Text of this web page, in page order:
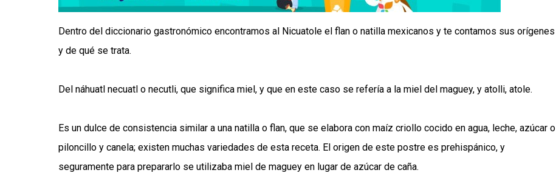
Dentro del diccionario gastronómico encontramos al Nicuatole el flan o natilla mexicanos y te contamos sus orígenes
y de qué se trata.
Del náhuatl necuatl o necutli, que significa miel, y que en este caso se refería a la miel del maguey, y atolli, atole.
Es un dulce de consistencia similar a una natilla o flan, que se elabora con maíz criollo cocido en agua, leche, azúcar o
piloncillo y canela; existen muchas variedades de esta receta. El origen de este postre es prehispánico, y
seguramente para prepararlo se utilizaba miel de maguey en lugar de azúcar de caña.